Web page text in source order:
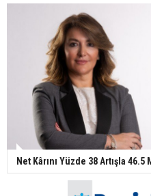
Net Kârını Yüzde 38 Artışla